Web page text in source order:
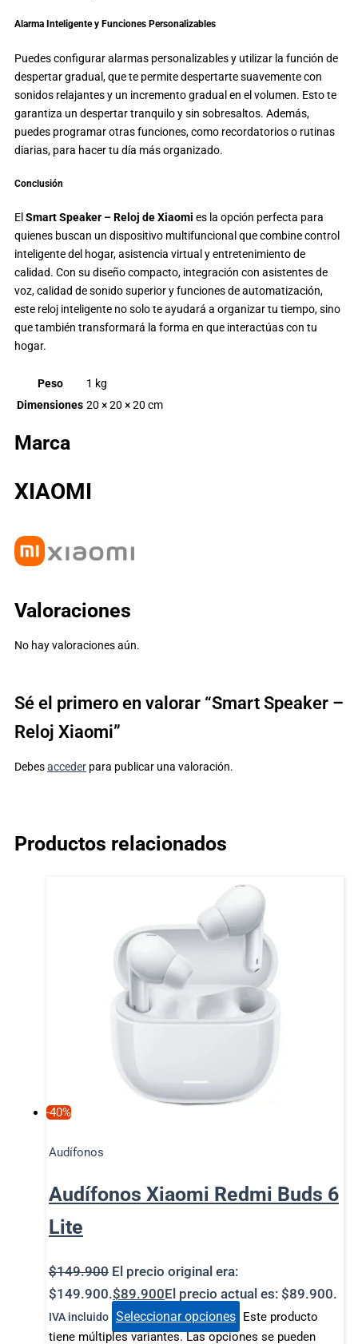
Alarma Inteligente y Funciones Personalizables
Puedes configurar alarmas personalizables y utilizar la función de
despertar gradual, que te permite despertarte suavemente con
sonidos relajantes y un incremento gradual en el volumen. Esto te
garantiza un despertar tranquilo y sin sobresaltos. Además,
puedes programar otras funciones, como recordatorios o rutinas
diarias, para hacer tu día más organizado.
Conclusión
El Smart Speaker – Reloj de Xiaomi es la opción perfecta para
quienes buscan un dispositivo multifuncional que combine control
inteligente del hogar, asistencia virtual y entretenimiento de
calidad. Con su diseño compacto, integración con asistentes de
voz, calidad de sonido superior y funciones de automatización,
este reloj inteligente no solo te ayudará a organizar tu tiempo, sino
que también transformará la forma en que interactúas con tu
hogar.
Peso
1 kg
Dimensiones 20 × 20 × 20 cm
Marca
XIAOMI
Valoraciones
No hay valoraciones aún.
Sé el primero en valorar “Smart Speaker –
Reloj Xiaomi”
Debesacceder para publicar una valoración.
Productos relacionados
-40%
Audífonos
Audífonos Xiaomi Redmi Buds 6
Lite
$149.900 El precio original era:
$149.900.$89.900El precio actual es: $89.900.
IVA incluido Seleccionar opciones Este producto
tiene múltiples variantes. Las opciones se pueden